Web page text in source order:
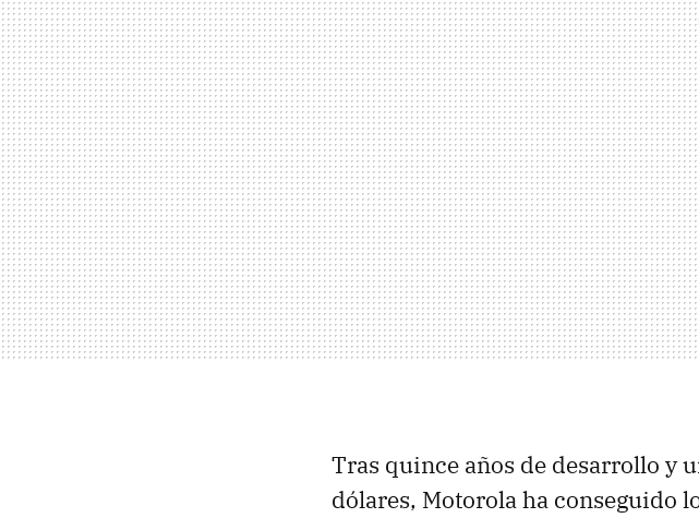
Tras quince años de desarrollo y
dólares, Motorola ha conseguido